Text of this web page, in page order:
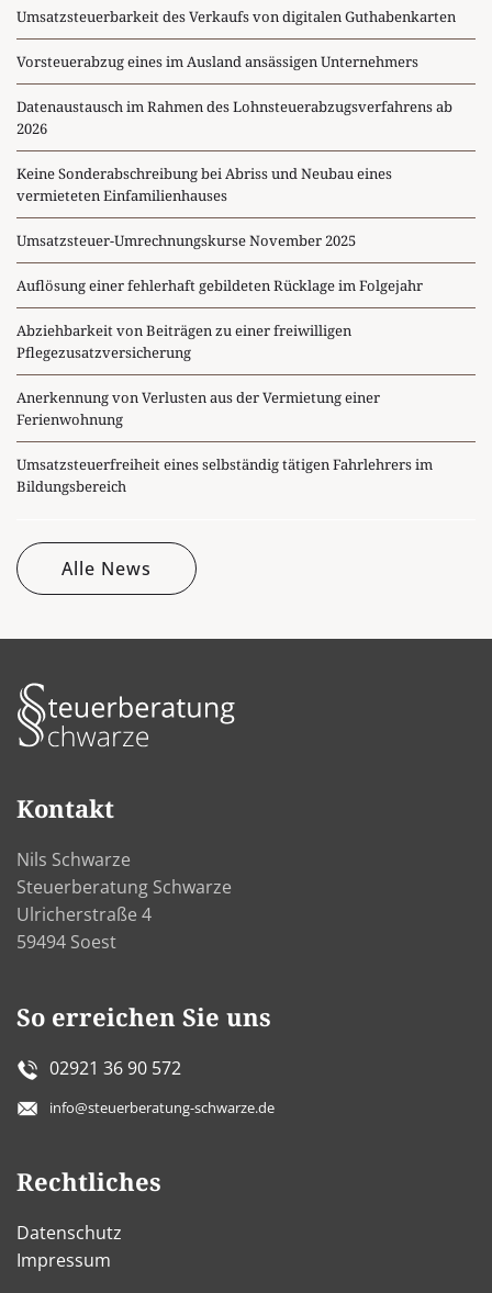
Umsatzsteuerbarkeit des Verkaufs von digitalen Guthabenkarten
Vorsteuerabzug eines im Ausland ansässigen Unternehmers
Datenaustausch im Rahmen des Lohnsteuerabzugsverfahrens ab
2026
Keine Sonderabschreibung bei Abriss und Neubau eines
vermieteten Einfamilienhauses
Umsatzsteuer-Umrechnungskurse November 2025
Auflösung einer fehlerhaft gebildeten Rücklage im Folgejahr
Abziehbarkeit von Beiträgen zu einer freiwilligen
Pflegezusatzversicherung
Anerkennung von Verlusten aus der Vermietung einer
Ferienwohnung
Umsatzsteuerfreiheit eines selbständig tätigen Fahrlehrers im
Bildungsbereich
Alle News
Kontakt
Nils Schwarze
Steuerberatung Schwarze
Ulricherstraße 4
59494 Soest
So erreichen Sie uns
02921 36 90 572
info@steuerberatung-schwarze.de
Rechtliches
Datenschutz
Impressum